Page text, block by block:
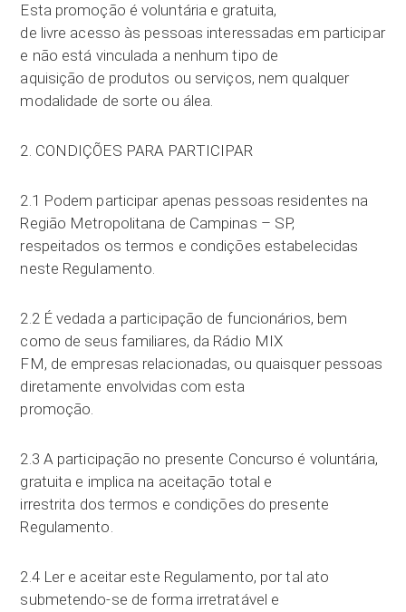
Esta promoção é voluntária e gratuita,
de livre acesso às pessoas interessadas em participar
e não está vinculada a nenhum tipo de
aquisição de produtos ou serviços, nem qualquer
modalidade de sorte ou álea.
2. CONDIÇÕES PARA PARTICIPAR
2.1 Podem participar apenas pessoas residentes na
Região Metropolitana de Campinas – SP,
respeitados os termos e condições estabelecidas
neste Regulamento.
2.2 É vedada a participação de funcionários, bem
como de seus familiares, da Rádio MIX
FM, de empresas relacionadas, ou quaisquer pessoas
diretamente envolvidas com esta
promoção.
2.3 A participação no presente Concurso é voluntária,
gratuita e implica na aceitação total e
irrestrita dos termos e condições do presente
Regulamento.
2.4 Ler e aceitar este Regulamento, por tal ato
submetendo-se de forma irretratável e